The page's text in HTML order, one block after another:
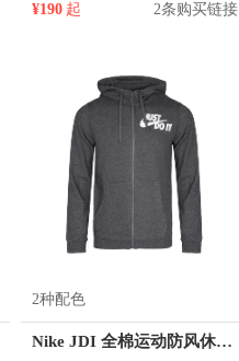
¥190 起 2条购买链接
2种配色
Nike JDI 全棉运动防风休闲连帽夹克 AJ2332